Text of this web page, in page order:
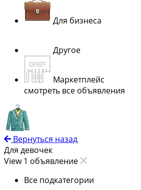
Для бизнеса
Другое
Маркетплейс
смотреть все объявления
Вернуться назад
Для девочек
View 1 объявление
Все подкатегории